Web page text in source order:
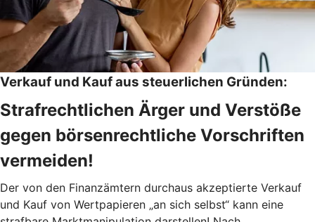
Verkauf und Kauf aus steuerlichen Gründen:
Strafrechtlichen Ärger und Verstöße
gegen börsenrechtliche Vorschriften
vermeiden!
Der von den Finanzämtern durchaus akzeptierte Verkauf
und Kauf von Wertpapieren „an sich selbst“ kann eine